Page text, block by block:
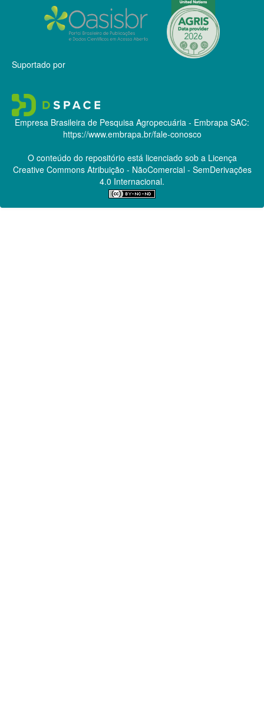
Suportado por
Empresa Brasileira de Pesquisa Agropecuária - Embrapa SAC:
https://www.embrapa.br/fale-conosco
O conteúdo do repositório está licenciado sob a Licença
Creative CommonsAtribuição - NãoComercial - SemDerivações
4.0 Internacional.